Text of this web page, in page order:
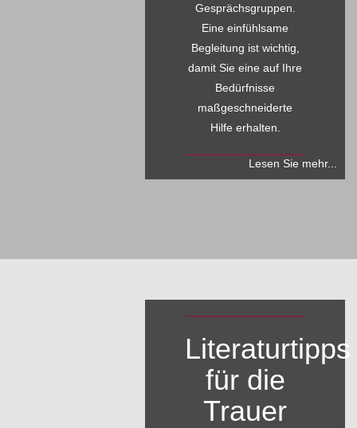
Gesprächsgruppen.
Eine einfühlsame
Begleitung ist wichtig,
damit Sie eine auf Ihre
Bedürfnisse
maßgeschneiderte
Hilfe erhalten.
Lesen Sie mehr...
Literaturtipps
für die
Trauer